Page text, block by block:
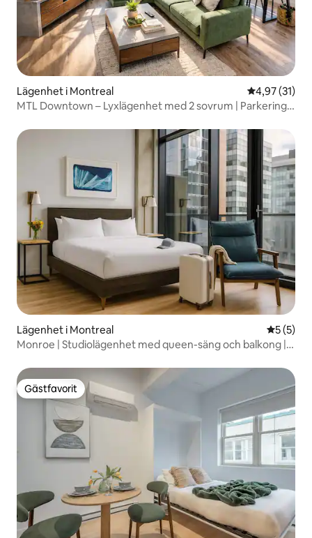
Lägenhet i Montreal 4,97 av 5 i
4,97 (31)
MTL Downtown – Lyxlägenhet med 2 sovrum | Parkering
Lägenhet i Montreal 5 av 5 i
5 (5)
Monroe | Studiolägenhet med queen-säng och balkong |
Gästfavorit
Gästfavorit